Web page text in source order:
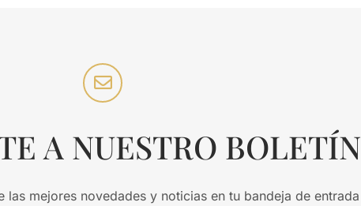
A NUESTRO BOLETÍN
las mejores novedades y noticias en tu bandeja de entrada